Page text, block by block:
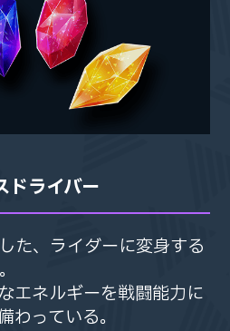
ドライバー
た、 ライダーに変身する
エネルギーを戦闘能力に
わっている。
た、 ライダーに変身する
エネルギーを戦闘能力に
わっている。